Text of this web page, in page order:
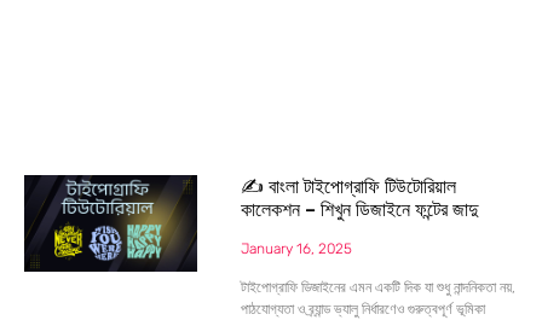
✍️ বাংলা টাইপোগ্রাফি টিউটোরিয়াল
কালেকশন – শিখুন ডিজাইনে ফন্টের জাদু
January 16, 2025
টাইপোগ্রাফি ডিজাইনের এমন একটি দিক যা শুধু নান্দনিকতা নয়,
পাঠযোগ্যতা ও ব্র্যান্ড ভ্যালু নির্ধারণেও গুরুত্বপূর্ণ ভূমিকা